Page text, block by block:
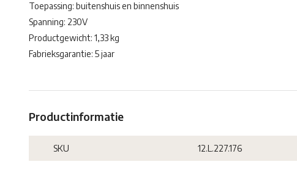
Toepassing: buitenshuis en binnenshuis
Spanning: 230V
Productgewicht: 1,33 kg
Fabrieksgarantie: 5 jaar
Productinformatie
SKU 12.L.227.176